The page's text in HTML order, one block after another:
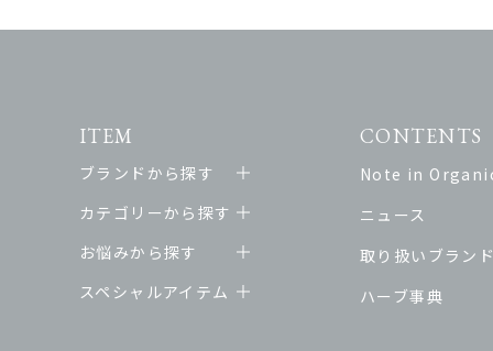
ITEM
ブランドから探す
カテゴリーから探す
お悩みから探す
スペシャルアイテム
CONTENTS
Note in
ニュース
取り扱いブラン
ハーブ事典